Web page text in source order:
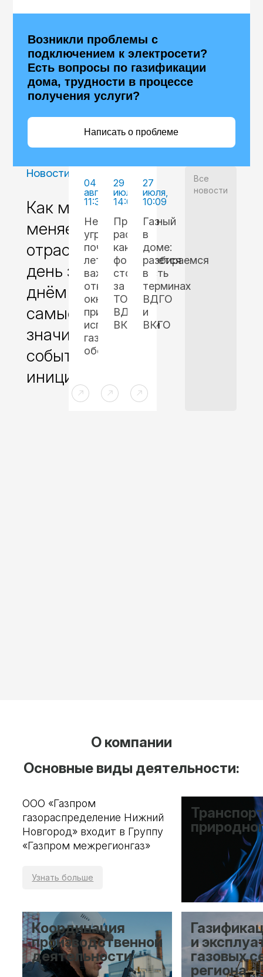
Возникли проблемы с
подключением к электросети?
Есть вопросы по газификации
дома, трудности в процессе
получения услуги?
Написать о проблеме
Новости
Как мы
меняем
отрасль
день за
днём —
самые
значимые
события и
инициативы
04
августа,
11:35
Невидимая
угроза:
почему
летом
важно
открывать
окно
при
использовании
газового
оборудования
29
июля,
14:02
Прозрачный
расчет:
как
формируется
стоимость
за
ТО
ВДГО/
ВКГО
27
июля,
10:09
Газ
в
доме:
разбираемся
в
терминах
ВДГО
и
ВКГО
Все
новости
О компании
Основные виды деятельности:
ООО «Газпром
газораспределение Нижний
Новгород» входит в Группу
«Газпром межрегионгаз»
Узнать больше
Координация
производственной
деятельности
и
газовых
региона